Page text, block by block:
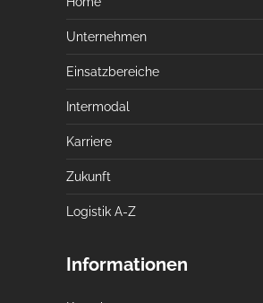
Unternehmen
Einsatzbereiche
Intermodal
Karriere
Zukunft
Logistik A-Z
Informationen